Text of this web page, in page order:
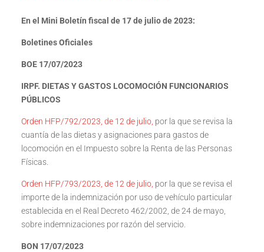
En el Mini Boletín fiscal de 17 de julio de 2023:
Boletines Oficiales
BOE 17/07/2023
IRPF. DIETAS Y GASTOS LOCOMOCIÓN FUNCIONARIOS
PÚBLICOS
Orden HFP/792/2023, de 12 de julio, por la que se revisa la
cuantía de las dietas y asignaciones para gastos de
locomoción en el Impuesto sobre la Renta de las Personas
Físicas.
Orden HFP/793/2023, de 12 de julio, por la que se revisa el
importe de la indemnización por uso de vehículo particular
establecida en el Real Decreto 462/2002, de 24 de mayo,
sobre indemnizaciones por razón del servicio.
BON 17/07/2023